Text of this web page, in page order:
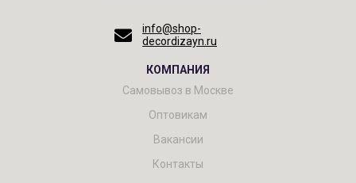
info@shop-
decordizayn.ru
КОМПАНИЯ
Самовывоз в Москве
Оптовикам
Вакансии
Контакты